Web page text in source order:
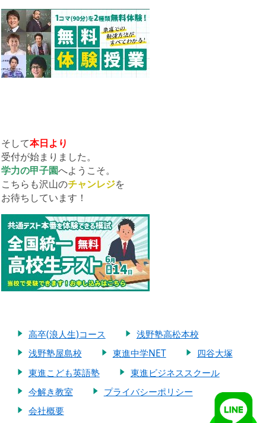
そして本日より
受付が始まりました。
学力の甲子園へようこそ。
こちらも沢山のチャンレジを
お待ちしています！
高卒(浪人生)コース
浅野塾高松本校
浅野塾屋島校
東進中学NET
四谷大塚
東進こども英語塾
東進ビジネススクール
今解き教室
プライバシーポリシー
会社概要